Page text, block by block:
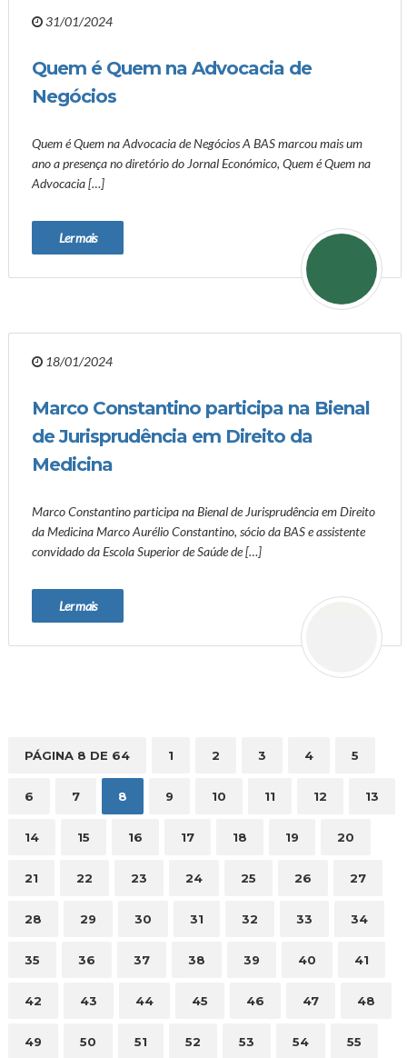
31/01/2024
Quem é Quem na Advocacia de
Negócios
Quem é Quem na Advocacia de Negócios A BAS marcou mais um
ano a presença no diretório do Jornal Económico, Quem é Quem na
Advocacia […]
Ler mais
18/01/2024
Marco Constantino participa na Bienal
de Jurisprudência em Direito da
Medicina
Marco Constantino participa na Bienal de Jurisprudência em Direito
da Medicina Marco Aurélio Constantino, sócio da BAS e assistente
convidado da Escola Superior de Saúde de […]
Ler mais
PÁGINA 8 DE 64 1 2 3 4 5
6 7 8 9 10 11 12 13
14 15 16 17 18 19 20
21 22 23 24 25 26 27
28 29 30 31 32 33 34
35 36 37 38 39 40 41
42 43 44 45 46 47 48
49 50 51 52 53 54 55